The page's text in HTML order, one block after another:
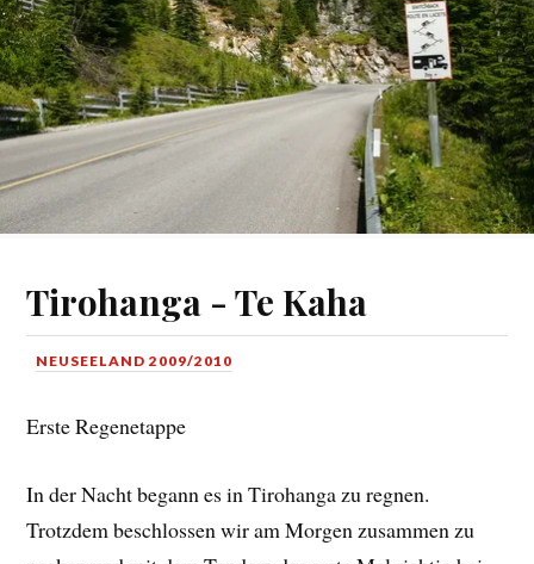
Tirohanga - Te Kaha
NEUSEELAND 2009/2010
Erste Regenetappe
In der Nacht begann es in Tirohanga zu regnen.
Trotzdem beschlossen wir am Morgen zusammen zu